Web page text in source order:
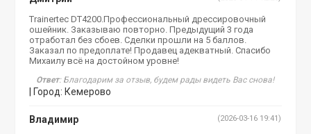
Trainertec DT4200.Профессиональный дрессировочный
ошейник. Заказываю повторно. Предыдущий 3 года
отработал без сбоев. Сделки прошли на 5 баллов.
Заказал по предоплате! Продавец адекватный. Спасибо
Михаилу всё на достойном уровне!
Ответ: Благодарим за отзыв, будем рады видеть Вас снова!
| Город: Кемерово
Владимир (2026-03-16 19:41)